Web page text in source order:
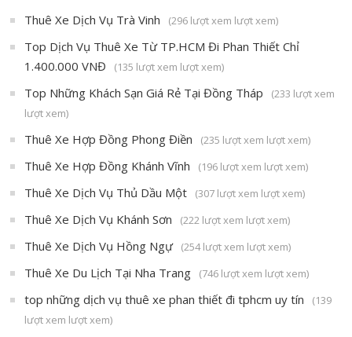
Thuê Xe Dịch Vụ Trà Vinh (296 lượt xem lượt xem)
Top Dịch Vụ Thuê Xe Từ TP.HCM Đi Phan Thiết Chỉ
1.400.000 VNĐ
(135 lượt xem lượt xem)
Top Những Khách Sạn Giá Rẻ Tại Đồng Tháp
(233 lượt xem
lượt xem)
Thuê Xe Hợp Đồng Phong Điền (235 lượt xem lượt xem)
Thuê Xe Hợp Đồng Khánh Vĩnh (196 lượt xem lượt xem)
Thuê Xe Dịch Vụ Thủ Dầu Một (307 lượt xem lượt xem)
Thuê Xe Dịch Vụ Khánh Sơn (222 lượt xem lượt xem)
Thuê Xe Dịch Vụ Hồng Ngự (254 lượt xem lượt xem)
Thuê Xe Du Lịch Tại Nha Trang (746 lượt xem lượt xem)
top những dịch vụ thuê xe phan thiết đi tphcm uy tín
(139
lượt xem lượt xem)